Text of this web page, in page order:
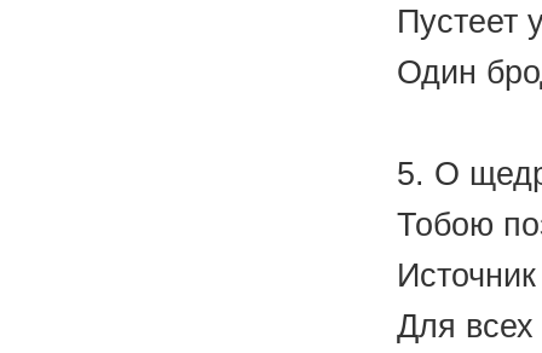
Пустеет
Один
5. О
Тобою
Для всех